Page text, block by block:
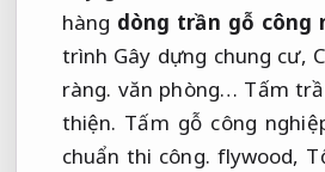
hàng dòng trần gỗ công
trình Gây dựng chung cư,
ràng. văn phòng… Tấm
thiện. Tấm gỗ công
chuẩn thi công. flywood,